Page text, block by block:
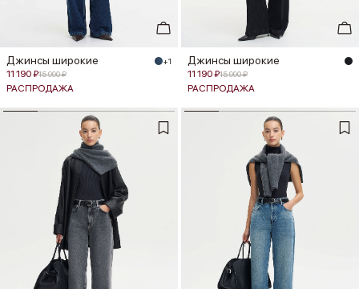
Джинсы широкие +1
11 190 ₽15 990 ₽
РАСПРОДАЖА
Джинсы широкие
11 190 ₽15 990 ₽
РАСПРОДАЖА